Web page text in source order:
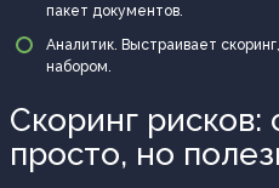
пакет документов.
Аналитик. Выстраивает
набором.
Скоринг рисков:
просто, но